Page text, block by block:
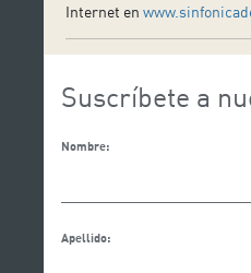
Internet en
Suscríbete a
Nombre:
Apellido: